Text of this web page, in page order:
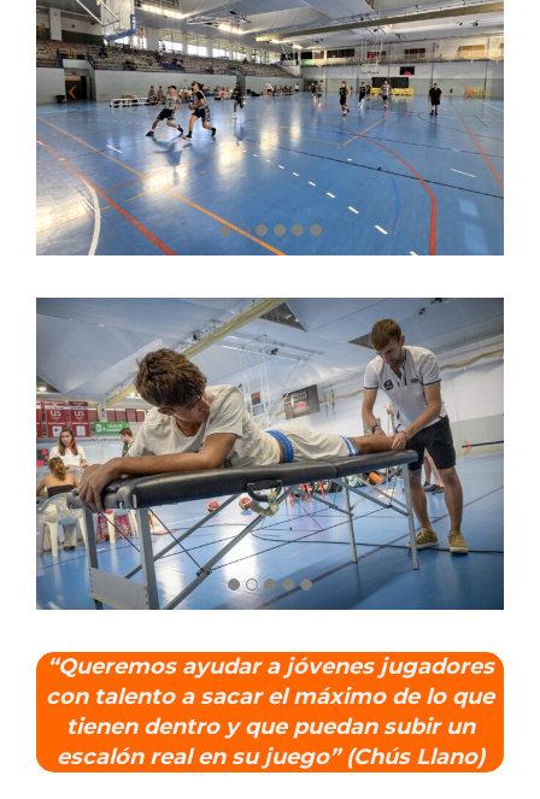
“Queremos ayudar a jóvenes jugadores
con talento a sacar el máximo de lo que
tienen dentro y que puedan subir un
escalón real en su juego” (Chús Llano)